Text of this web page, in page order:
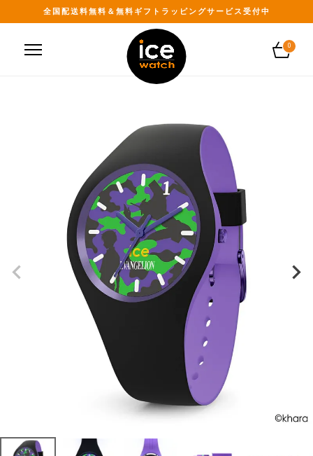
全国配送料無料＆無料ギフトラッピングサービス受付中
0